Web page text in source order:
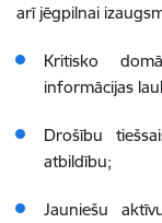
arī jēgpilnai
Kritisko
informācijas
Drošību
atbildību;
Jauniešu